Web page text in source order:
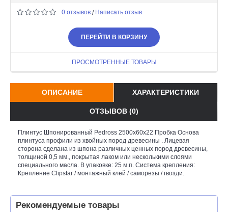
0 отзывов / Написать отзыв
ПЕРЕЙТИ В КОРЗИНУ
ПРОСМОТРЕННЫЕ ТОВАРЫ
ОПИСАНИЕ ХАРАКТЕРИСТИКИ
ОТЗЫВОВ (0)
Плинтус Шпонированный Pedross 2500х60х22 Пробка Основа
плинтуса профили из хвойных пород древесины . Лицевая
сторона сделана из шпона различных ценных пород древесины,
толщиной 0,5 мм., покрытая лаком или несколькими слоями
специального масла. В упаковке: 25 м.п. Система крепления:
Крепление Clipstar / монтажный клей / саморезы / гвозди.
Рекомендуемые товары